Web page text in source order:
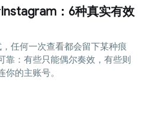
：6种真实有效
任何一次查看都会留下某种痕
靠：有些只能偶尔奏效，有些则
的主账号。